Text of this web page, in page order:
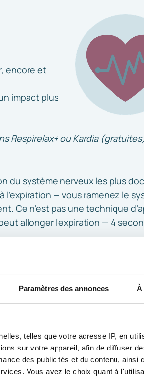
Paramètres des annonces À
telles que votre adresse IP, en
sur votre appareil, afin de diffuser
des publicités et du contenu, ainsi
Vous avez le choix quant à
encore et
impact plus
Respirelax+ ou Kardia
du système nerveux les plus
— vous ramenez le
Ce n’est pas une technique
allonger l’expiration — 4
cardiaque, régulation du
—, les bénéfices
2 à 3 minutes